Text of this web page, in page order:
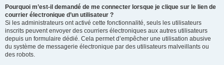
Pourquoi m’est-il demandé de me connecter lorsque je clique sur le lien de
courrier électronique d’un utilisateur ?
Si les administrateurs ont activé cette fonctionnalité, seuls les utilisateurs
inscrits peuvent envoyer des courriers électroniques aux autres utilisateurs
depuis un formulaire dédié. Cela permet d’empêcher une utilisation abusive
du système de messagerie électronique par des utilisateurs malveillants ou
des robots.